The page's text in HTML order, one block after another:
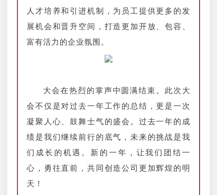
人才培养和引进机制，为员工提供更多的发
展机会和晋升空间，打造更加开放、包容、
富有活力的企业氛围。
大会在热烈的掌声中圆满结束。此次大
会不仅是对过去一年工作的总结，更是一次
凝聚人心、鼓舞士气的盛会。过去一年的成
绩是我们继续前行的底气，未来的挑战是我
们成长的机遇。新的一年，让我们团结一
心，勇往直前，共同创造公司更加辉煌的明
天！